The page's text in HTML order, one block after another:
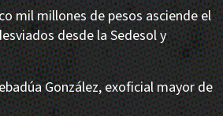
mil millones de pesos asciende el
desde la Sedesol y
González, exoficial mayor de